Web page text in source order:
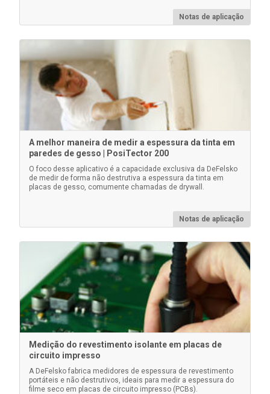
Saiba mais
Calços plásticos não certificados
Fornecer uma verificação operacional rápida do
Saiba mais
Notas de aplicação
A melhor maneira de medir a espessura da tinta em
paredes de gesso | PosiTector 200
O foco desse aplicativo é a capacidade exclusiva da DeFelsko
de medir de forma não destrutiva a espessura da tinta em
placas de gesso, comumente chamadas de drywall.
Notas de aplicação
Medição do revestimento isolante em placas de
circuito impresso
A DeFelsko fabrica medidores de espessura de revestimento
portáteis e não destrutivos, ideais para medir a espessura do
filme seco em placas de circuito impresso (PCBs).